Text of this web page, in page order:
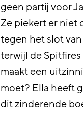
geen partij voor
Ze piekert er niet
tegen het slot
terwijl de Spitfires
maakt een
moet? Ella heeft
dit zinderende